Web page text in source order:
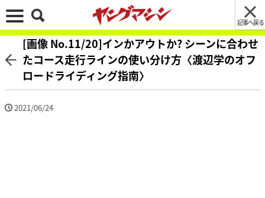
記事へ戻る
[画像 No.11/20]インかアウトか? シーンに合わせ
たコース走行ラインの使い分け方〈渡辺学のオフ
ロードライディング指南〉
2021/06/24